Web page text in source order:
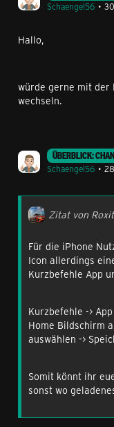
Schaengel56
Hallo,
würde gerne mit der
wechseln.
ÜBERBLICK:
Schaengel56
Zitat von
Für die iPhone
Icon allerdings
Kurzbefehle App
Kurzbefehle ->
Home Bildschirm
auswählen ->
Somit könnt ihr
sonst wo